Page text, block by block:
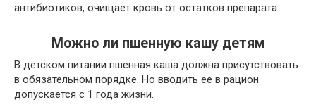
антибиотиков, очищает кровь от остатков препарата.
Можно ли пшенную кашу детям
В детском питании пшенная каша должна присутствовать
в обязательном порядке. Но вводить ее в рацион
допускается с 1 года жизни.